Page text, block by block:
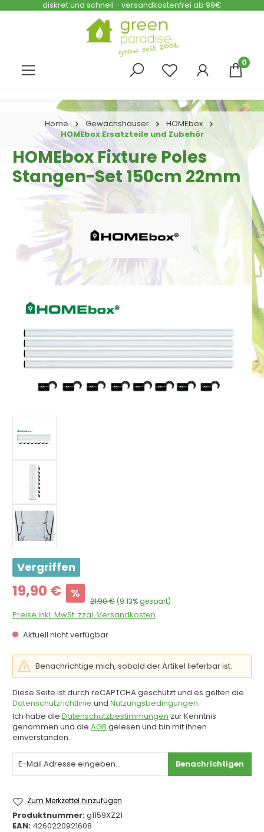
Zum Hauptinhalt springen
diskret und schnell - versandkostenfrei ab 99€
0
Home Gewächshäuser
HOMEbox
HOMEbox Ersatzteile und Zubehör
HOMEbox Fixture Poles
Stangen-Set 150cm 22mm
Bildergalerie überspringen
Vergriffen
Verkaufspreis:
19,90 € %
Regulärer Preis:
21,90 € (9.13% gespart)
Preise inkl. MwSt. zzgl. Versandkosten
Aktuell nicht verfügbar
Benachrichtige mich, sobald der Artikel lieferbar ist.
Diese Seite ist durch reCAPTCHA geschützt und es gelten die
Datenschutzrichtlinie und Nutzungsbedingungen.
Ich habe die Datenschutzbestimmungen zur Kenntnis
genommen und die AGB gelesen und bin mit ihnen
einverstanden.
Benachrichtigen
Zum Merkzettel hinzufügen
Produktnummer:g1159XZ21
EAN: 4260220921608